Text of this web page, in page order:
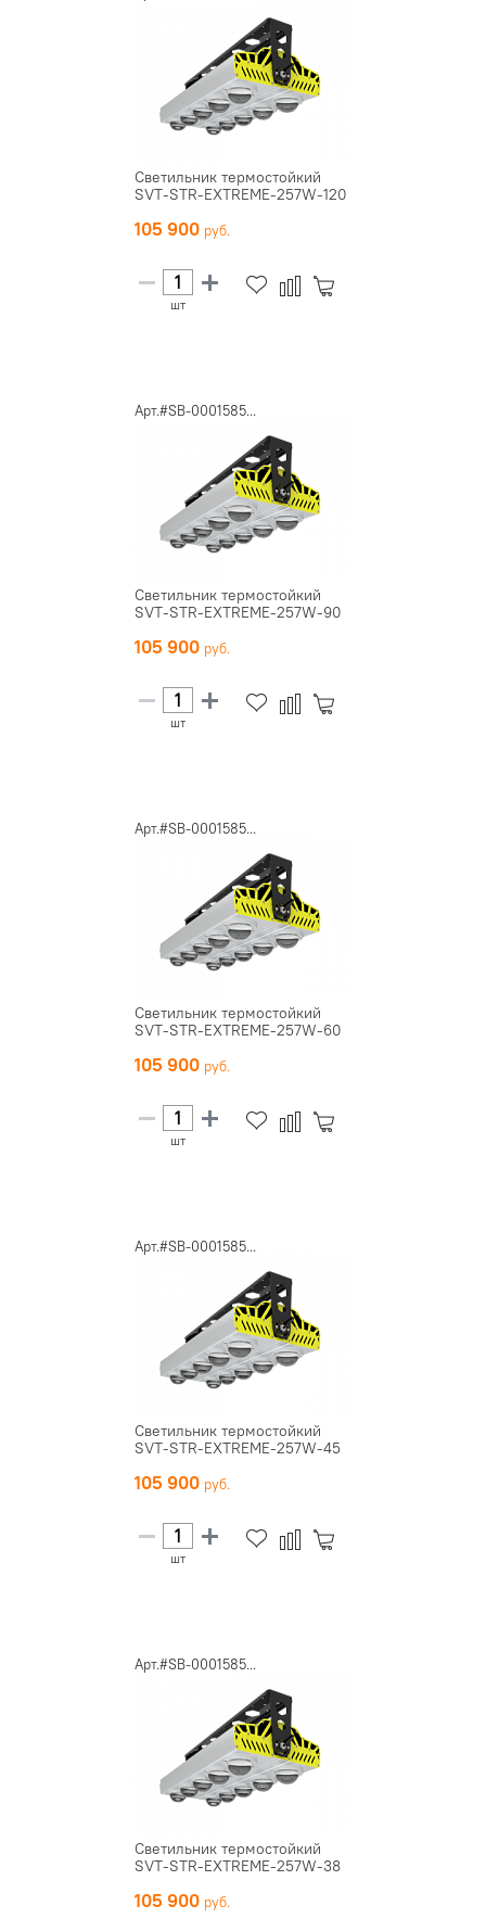
Светильник термостойкий
SVT-STR-EXTREME-257W-120
105 900
шт
Арт.#SB-0001585...
Светильник термостойкий
SVT-STR-EXTREME-257W-90
105 900
шт
Арт.#SB-0001585...
Светильник термостойкий
SVT-STR-EXTREME-257W-60
105 900
шт
Арт.#SB-0001585...
Светильник термостойкий
SVT-STR-EXTREME-257W-45
105 900
шт
Арт.#SB-0001585...
Светильник термостойкий
SVT-STR-EXTREME-257W-38
105 900